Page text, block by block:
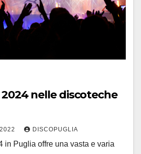
nelle discoteche
DISCOPUGLIA
in Puglia offre una vasta e varia